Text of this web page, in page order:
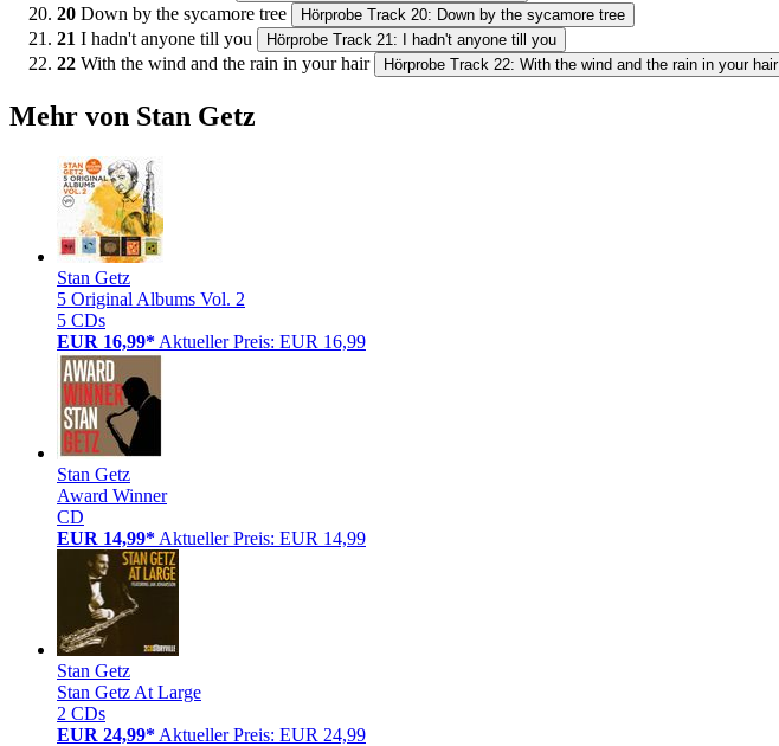
20 Down by the sycamore tree Hörprobe Track 20: Down by the sycamore tree
21 I hadn't anyone till you Hörprobe Track 21: I hadn't anyone till you
22 With the wind and the rain in your hair Hörprobe Track 22: With the wind and the rain in your hair
Mehr von Stan Getz
Stan Getz
5 Original Albums Vol. 2
5 CDs
EUR 16,99* Aktueller Preis: EUR 16,99
Stan Getz
Award Winner
CD
EUR 14,99* Aktueller Preis: EUR 14,99
Stan Getz
Stan Getz At Large
2 CDs
EUR 24,99* Aktueller Preis: EUR 24,99